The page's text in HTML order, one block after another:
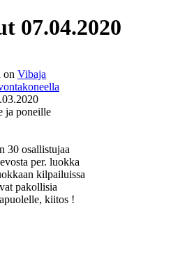
07.04.2020
on Vibaja
ja poneille
30 osallistujaa
per. luokka
kilpailuissa
pakollisia
kiitos !